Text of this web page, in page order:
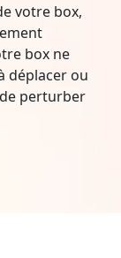
votre box,
box ne
déplacer ou
perturber